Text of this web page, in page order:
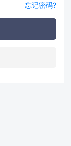
忘记密码?